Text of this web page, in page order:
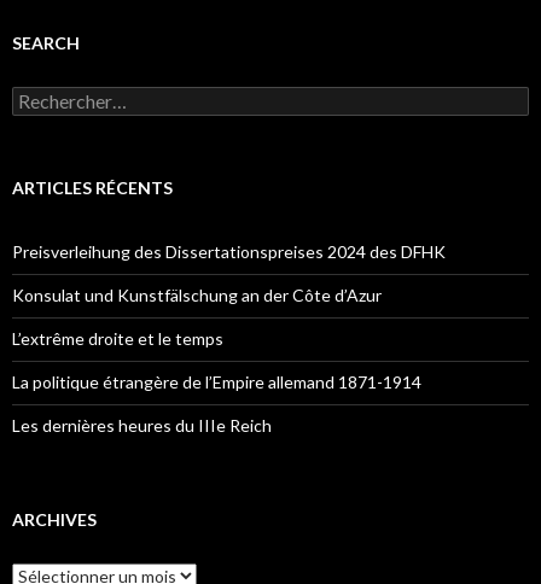
SEARCH
R
e
e
h
e
r
:
ARTICLES RÉCENTS
Preisverleihung des Dissertationspreises 2024 des DFHK
Konsulat und Kunstfälschung an der Côte d’Azur
L’extrême droite et le temps
La politique étrangère de l’Empire allemand 1871-1914
Les dernières heures du IIIe Reich
ARCHIVES
A